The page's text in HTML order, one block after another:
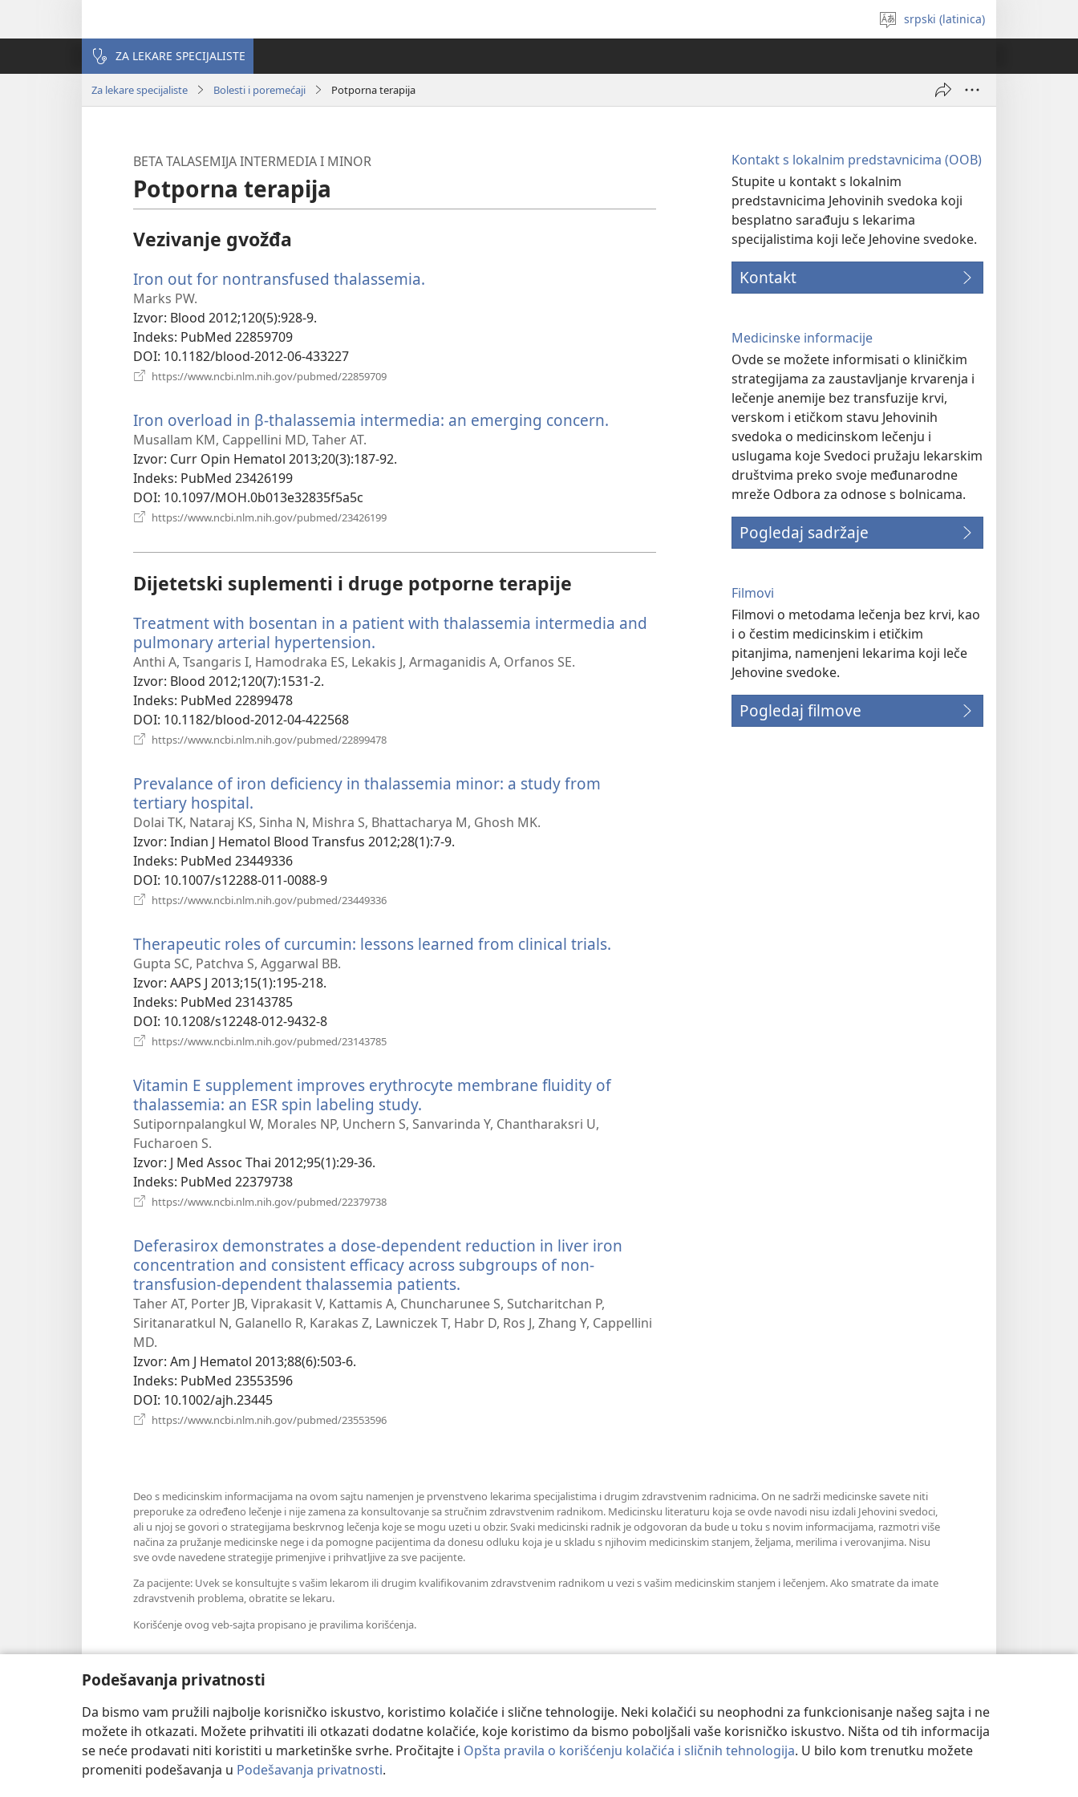
Podešavanja privatnosti
Da bismo vam pružili najbolje korisničko iskustvo, koristimo kolačiće i slične tehnologije. Neki kolačići su neophodni za funkcionisanje našeg sajta i ne
možete ih otkazati. Možete prihvatiti ili otkazati dodatne kolačiće, koje koristimo da bismo poboljšali vaše korisničko iskustvo. Ništa od tih informacija
se neće prodavati niti koristiti u marketinške svrhe. Pročitajte i Opšta pravila o korišćenju kolačića i sličnih tehnologija. U bilo kom trenutku možete
promeniti podešavanja u Podešavanja privatnosti.
Izaberi
jezik
srpski (latinica)
ZA LEKARE SPECIJALISTE
Za lekare specijaliste Bolesti i poremećaji Potporna terapija
BETA TALASEMIJA INTERMEDIA I MINOR
Potporna terapija
Vezivanje gvožđa
Iron out for nontransfused thalassemia.
Marks PW.
Izvor‎: Blood 2012;120(5):928-9.
Indeks‎: PubMed 22859709
DOI‎: 10.1182/blood-2012-06-433227
https://www.ncbi.nlm.nih.gov/pubmed/22859709
Iron overload in β-thalassemia intermedia: an emerging concern.
Musallam KM, Cappellini MD, Taher AT.
Izvor‎: Curr Opin Hematol 2013;20(3):187-92.
Indeks‎: PubMed 23426199
DOI‎: 10.1097/MOH.0b013e32835f5a5c
https://www.ncbi.nlm.nih.gov/pubmed/23426199
Dijetetski suplementi i druge potporne terapije
Treatment with bosentan in a patient with thalassemia intermedia and
pulmonary arterial hypertension.
novi
Anthi A, Tsangaris I, Hamodraka ES, Lekakis J, Armaganidis A, Orfanos SE.
Izvor‎: Blood 2012;120(7):1531-2.
Indeks‎: PubMed 22899478
DOI‎: 10.1182/blood-2012-04-422568
https://www.ncbi.nlm.nih.gov/pubmed/22899478
Prevalance of iron deficiency in thalassemia minor: a study from
tertiary hospital.
novi
prozor)
Dolai TK, Nataraj KS, Sinha N, Mishra S, Bhattacharya M, Ghosh MK.
Izvor‎: Indian J Hematol Blood Transfus 2012;28(1):7-9.
Indeks‎: PubMed 23449336
DOI‎: 10.1007/s12288-011-0088-9
https://www.ncbi.nlm.nih.gov/pubmed/23449336
Therapeutic roles of curcumin: lessons learned from clinical trials.
Gupta SC, Patchva S, Aggarwal BB.
Izvor‎: AAPS J 2013;15(1):195-218.
Indeks‎: PubMed 23143785
DOI‎: 10.1208/s12248-012-9432-8
https://www.ncbi.nlm.nih.gov/pubmed/23143785
Vitamin E supplement improves erythrocyte membrane fluidity of
thalassemia: an ESR spin labeling study.
novi
Sutipornpalangkul W, Morales NP, Unchern S, Sanvarinda Y, Chantharaksri U,
Fucharoen S.
Izvor‎: J Med Assoc Thai 2012;95(1):29-36.
Indeks‎: PubMed 22379738
https://www.ncbi.nlm.nih.gov/pubmed/22379738
Deferasirox demonstrates a dose-dependent reduction in liver iron
concentration and consistent efficacy across subgroups of non-
transfusion-dependent thalassemia patients.
novi
prozor)
Taher AT, Porter JB, Viprakasit V, Kattamis A, Chuncharunee S, Sutcharitchan P,
Siritanaratkul N, Galanello R, Karakas Z, Lawniczek T, Habr D, Ros J, Zhang Y, Cappellini
MD.
Izvor‎: Am J Hematol 2013;88(6):503-6.
Indeks‎: PubMed 23553596
DOI‎: 10.1002/ajh.23445
https://www.ncbi.nlm.nih.gov/pubmed/23553596
Kontakt s lokalnim predstavnicima (OOB)
Stupite u kontakt s lokalnim
predstavnicima Jehovinih svedoka koji
besplatno sarađuju s lekarima
specijalistima koji leče Jehovine svedoke.
Kontakt
Medicinske informacije
Ovde se možete informisati o kliničkim
strategijama za zaustavljanje krvarenja i
lečenje anemije bez transfuzije krvi,
verskom i etičkom stavu Jehovinih
svedoka o medicinskom lečenju i
uslugama koje Svedoci pružaju lekarskim
društvima preko svoje međunarodne
mreže Odbora za odnose s bolnicama.
Pogledaj sadržaje
Filmovi
Filmovi o metodama lečenja bez krvi, kao
i o čestim medicinskim i etičkim
pitanjima, namenjeni lekarima koji leče
Jehovine svedoke.
Pogledaj filmove
Deo s medicinskim informacijama na ovom sajtu namenjen je prvenstveno lekarima specijalistima i drugim zdravstvenim radnicima. On ne sadrži medicinske savete niti
preporuke za određeno lečenje i nije zamena za konsultovanje sa stručnim zdravstvenim radnikom. Medicinsku literaturu koja se ovde navodi nisu izdali Jehovini svedoci,
ali u njoj se govori o strategijama beskrvnog lečenja koje se mogu uzeti u obzir. Svaki medicinski radnik je odgovoran da bude u toku s novim informacijama, razmotri više
načina za pružanje medicinske nege i da pomogne pacijentima da donesu odluku koja je u skladu s njihovim medicinskim stanjem, željama, merilima i verovanjima. Nisu
sve ovde navedene strategije primenjive i prihvatljive za sve pacijente.
Za pacijente: Uvek se konsultujte s vašim lekarom ili drugim kvalifikovanim zdravstvenim radnikom u vezi s vašim medicinskim stanjem i lečenjem. Ako smatrate da imate
zdravstvenih problema, obratite se lekaru.
Korišćenje ovog veb-sajta propisano je pravilima korišćenja.
Copyright© 2026 Watch Tower Bible and Tract Society of Pennsylvania.